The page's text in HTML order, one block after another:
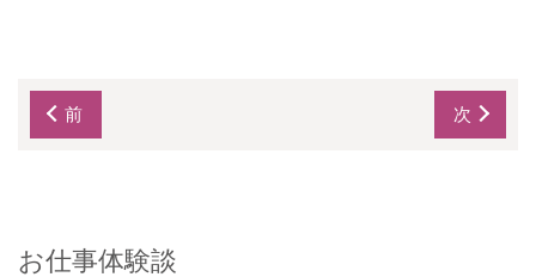
前 次
お仕事体験談